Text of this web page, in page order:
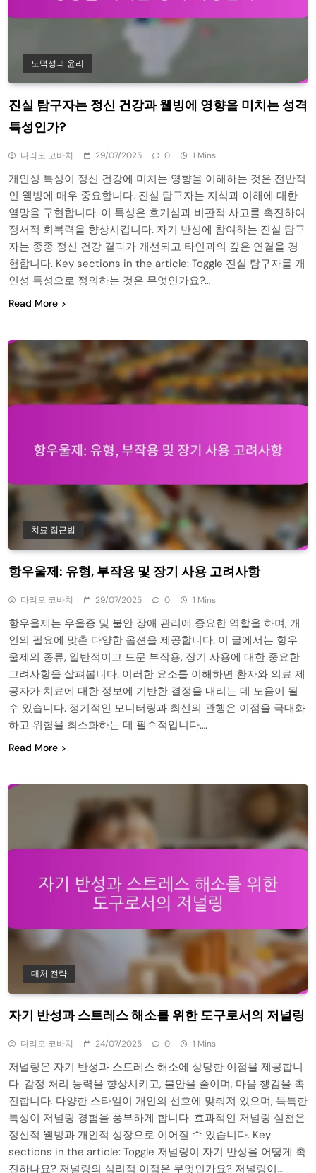
도덕성과 윤리
진실 탐구자는 정신 건강과 웰빙에 영향을 미치는 성격
특성인가?
다리오 코바치 29/07/2025 0 1 Mins
개인성 특성이 정신 건강에 미치는 영향을 이해하는 것은 전반적
인 웰빙에 매우 중요합니다. 진실 탐구자는 지식과 이해에 대한
열망을 구현합니다. 이 특성은 호기심과 비판적 사고를 촉진하여
정서적 회복력을 향상시킵니다. 자기 반성에 참여하는 진실 탐구
자는 종종 정신 건강 결과가 개선되고 타인과의 깊은 연결을 경
험합니다. Key sections in the article: Toggle 진실 탐구자를 개
인성 특성으로 정의하는 것은 무엇인가요?…
Read More
치료 접근법
항우울제: 유형, 부작용 및 장기 사용 고려사항
다리오 코바치 29/07/2025 0 1 Mins
항우울제는 우울증 및 불안 장애 관리에 중요한 역할을 하며, 개
인의 필요에 맞춘 다양한 옵션을 제공합니다. 이 글에서는 항우
울제의 종류, 일반적이고 드문 부작용, 장기 사용에 대한 중요한
고려사항을 살펴봅니다. 이러한 요소를 이해하면 환자와 의료 제
공자가 치료에 대한 정보에 기반한 결정을 내리는 데 도움이 될
수 있습니다. 정기적인 모니터링과 최선의 관행은 이점을 극대화
하고 위험을 최소화하는 데 필수적입니다….
Read More
대처 전략
자기 반성과 스트레스 해소를 위한 도구로서의 저널링
다리오 코바치 24/07/2025 0 1 Mins
저널링은 자기 반성과 스트레스 해소에 상당한 이점을 제공합니
다. 감정 처리 능력을 향상시키고, 불안을 줄이며, 마음 챙김을 촉
진합니다. 다양한 스타일이 개인의 선호에 맞춰져 있으며, 독특한
특성이 저널링 경험을 풍부하게 합니다. 효과적인 저널링 실천은
정신적 웰빙과 개인적 성장으로 이어질 수 있습니다. Key
sections in the article: Toggle 저널링이 자기 반성을 어떻게 촉
진하나요? 저널링의 심리적 이점은 무엇인가요? 저널링이…